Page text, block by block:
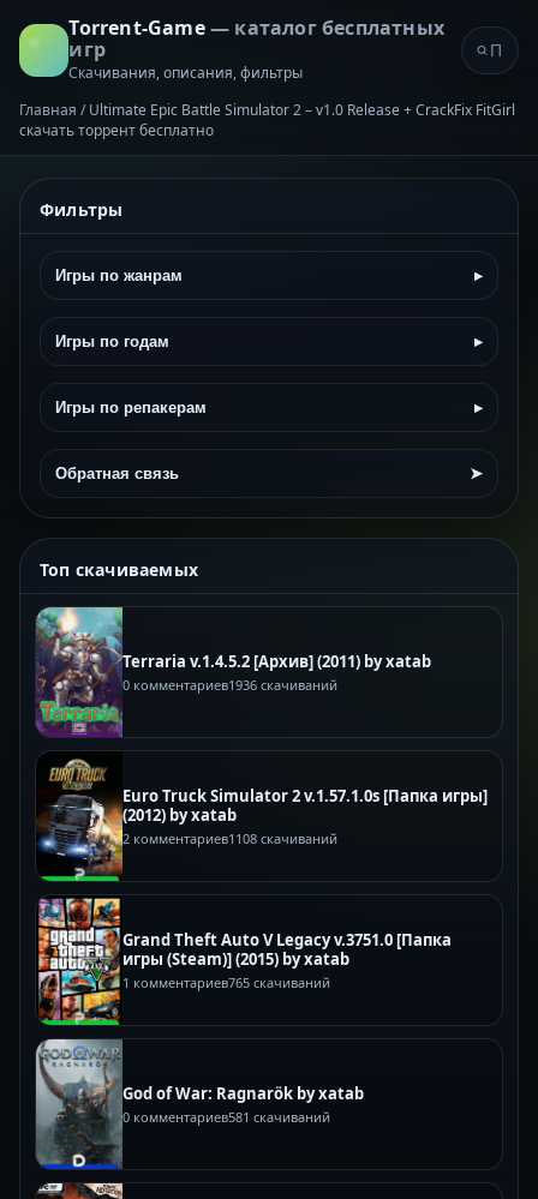
Torrent-Game— каталог бесплатных
игр
Скачивания, описания, фильтры
Главная / Ultimate Epic Battle Simulator 2 – v1.0 Release + CrackFix FitGirl
скачать торрент бесплатно
Фильтры
Игры по жанрам ▸
Игры по годам ▸
Игры по репакерам ▸
Обратная связь ➤
Топ скачиваемых
Terraria v.1.4.5.2 [Архив] (2011) by xatab
0 комментариев1936 скачиваний
Euro Truck Simulator 2 v.1.57.1.0s [Папка игры]
(2012) by xatab
2 комментариев1108 скачиваний
Grand Theft Auto V Legacy v.3751.0 [Папка
игры (Steam)] (2015) by xatab
1 комментариев765 скачиваний
God of War: Ragnarök by xatab
0 комментариев581 скачиваний